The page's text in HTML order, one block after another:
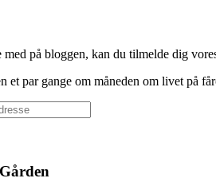
med på bloggen, kan du tilmelde dig
et par gange om måneden om livet på